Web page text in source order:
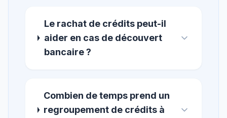
Le rachat de crédits peut-il
aider en cas de découvert
bancaire ?
Combien de temps prend un
regroupement de crédits à